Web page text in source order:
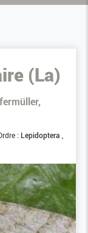
(La)
: Lepidoptera